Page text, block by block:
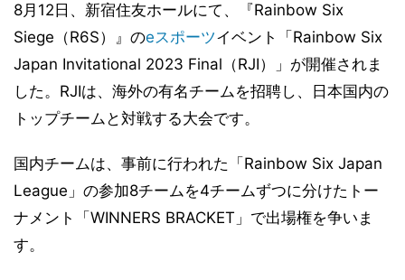
8月12日、新宿住友ホールにて、『Rainbow Six
Siege（R6S）』のeスポーツイベント「Rainbow Six
Japan Invitational 2023 Final（RJI）」が開催されま
した。RJIは、海外の有名チームを招聘し、日本国内の
トップチームと対戦する大会です。
国内チームは、事前に行われた「Rainbow Six Japan
League」の参加8チームを4チームずつに分けたトー
ナメント「WINNERS BRACKET」で出場権を争いま
す。